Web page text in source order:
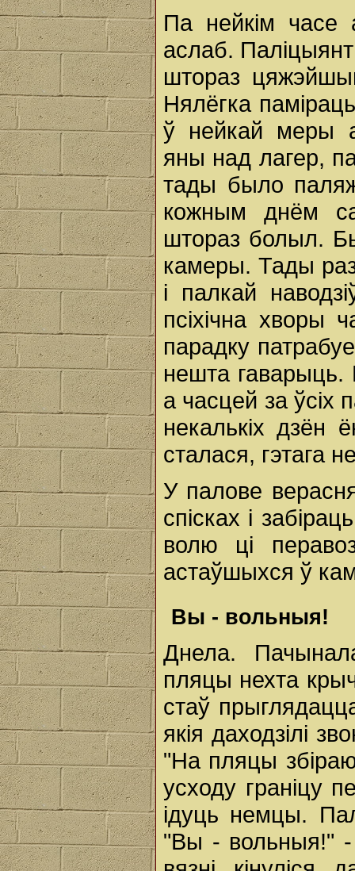
Па нейкім часе
аслаб.
штораз
Нялёгка
ў нейкай меры
яны над лагер,
тады было
кожным днём
што­раз болыл.
камеры. Тады
i палкай
псіхічна хворы
парадку
нешта гаварыць.
а часцей за ўсіх
некалькіх дзён
сталася, гэтага
У палове
спісках i
волю ці
астаўшыхся ў
Вы - вольныя!
Днела.
пляцы нехта
стаў
якія даходзілі
"На пляцы
усходу граніцу
ідуць немцы.
"Вы - вольныя!" -